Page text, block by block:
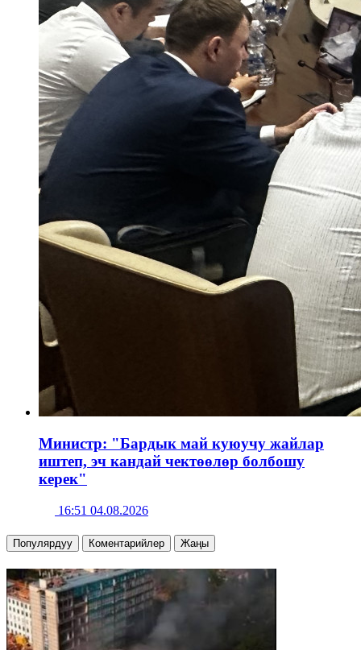
Министр: "Бардык май куюучу жайлар
иштеп, эч кандай чектөөлөр болбошу
керек"
16:51 04.08.2026
Популярдуу Коментарийлер Жаңы